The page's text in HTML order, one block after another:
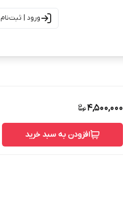
ورود | ثبت‌نام
4,500,000
افزودن به سبد خرید